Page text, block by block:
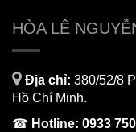
HÒA LÊ
Địa chỉ: 380/52/8
Hồ Chí Minh.
☎ Hotline: 0933